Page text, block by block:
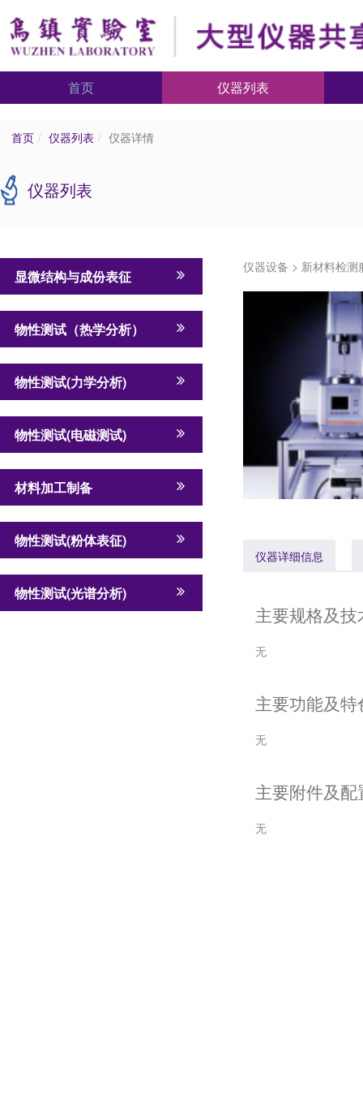
首页 仪器列表
首页 仪器列表 仪器详情
仪器列表
显微结构与成份表征
物性测试（热学分析）
物性测试(力学分析)
物性测试(电磁测试)
材料加工制备
物性测试(粉体表征)
物性测试(光谱分析)
仪器设备 > 新材料检测
仪器详细信息
主要规格及技
无
主要功能及特
无
主要附件及配
无